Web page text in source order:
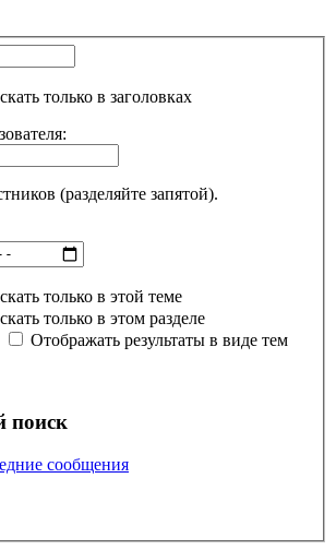
только в заголовках
(разделяйте запятой).
только в этой теме
только в этом разделе
Отображать результаты в виде тем
поиск
сообщения